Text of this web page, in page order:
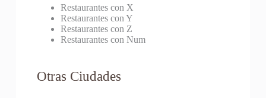
Restaurantes con X
Restaurantes con Y
Restaurantes con Z
Restaurantes con Num
Otras Ciudades